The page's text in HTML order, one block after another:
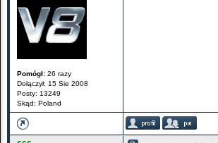
Pomógł: 26 razy
Dołączył: 15 Sie 2008
Posty: 13249
Skąd: Poland